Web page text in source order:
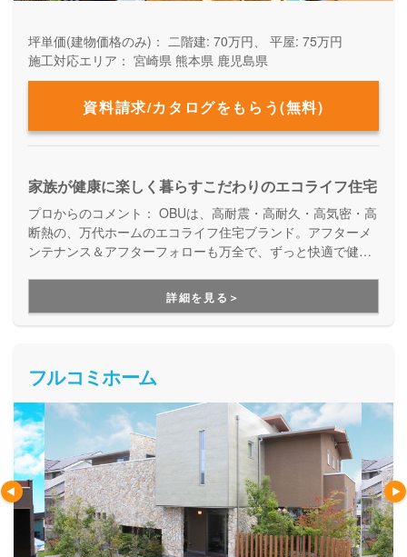
坪単価(建物価格のみ)： 二階建: 70万円、 平屋: 75万円
施工対応エリア： 宮崎県 熊本県 鹿児島県
資料請求/カタログをもらう(無料)
家族が健康に楽しく暮らすこだわりのエコライフ住宅
プロからのコメント： OBUは、高耐震・高耐久・高気密・高
断熱の、万代ホームのエコライフ住宅ブランド。アフターメ
ンテナンス＆アフターフォローも万全で、ずっと快適で健康
経ったときにも、建てて良かったと思える家づくりです。
詳細を見る＞
フルコミホーム